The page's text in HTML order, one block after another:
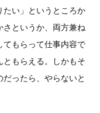
たい」というところか
さというか、両方兼ね
てもらって仕事内容で
もらえる。しかもそ
ったら、やらないと